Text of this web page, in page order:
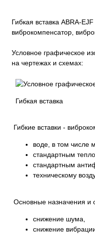
Гибкая вставка ABRA-
виброкомпенсатор,
Условное графическое
на чертежах и схемах:
Гибкая вставка
Гибкие вставки -
воде, в том числе
стандартным
стандартным
техническому
Основные назначения и
снижение шума,
снижение